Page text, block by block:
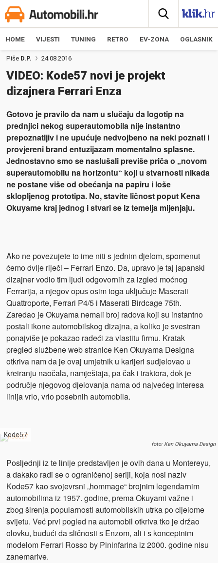
HOME VIJESTI TUNING RETRO EV-ZONA OGLASNIK
Piše D.P. 24.08.2016
VIDEO: Kode57 novi je projekt
dizajnera Ferrari Enza
Gotovo je pravilo da nam u slučaju da logotip na
prednjici nekog superautomobila nije instantno
prepoznatljiv i ne upućuje nedvojbeno na neki poznati i
provjereni brand entuzijazam momentalno splasne.
Jednostavno smo se naslušali previše priča o „novom
superautomobilu na horizontu“ koji u stvarnosti nikada
ne postane više od obećanja na papiru i loše
sklopljenog prototipa. No, stavite ličnost poput Kena
Okuyame kraj jednog i stvari se iz temelja mijenjaju.
Ako ne povezujete to ime niti s jednim djelom, spomenut
ćemo dvije riječi – Ferrari Enzo. Da, upravo je taj japanski
dizajner vodio tim ljudi odgovornih za izgled moćnog
Ferrarija, a njegov opus osim toga uključuje Maserati
Quattroporte, Ferrari P4/5 i Maserati Birdcage 75th.
Zaredao je Okuyama nemali broj radova koji su instantno
postali ikone automobilskog dizajna, a koliko je svestran
ponajviše je pokazao radeći za vlastitu firmu. Kratak
pregled službene web stranice Ken Okuyama Designa
otkriva nam da je ovaj umjetnik u karijeri sudjelovao u
kreiranju naočala, namještaja, pa čak i traktora, dok je
područje njegovog djelovanja nama od najvećeg interesa
linija vrlo, vrlo posebnih automobila.
Kode57
foto: Ken Okuyama Design
Posljednji iz te linije predstavljen je ovih dana u Montereyu,
a dakako radi se o ograničenoj seriji, koja nosi naziv
Kode57 kao svojevrsni „hommage“ brojnim legendarnim
automobilima iz 1957. godine, prema Okuyami važne i
zbog širenja popularnosti automobilskih utrka po cijelome
svijetu. Već prvi pogled na automobil otkriva tko je držao
olovku, budući da sličnosti s Enzom, ali i s konceptnim
modelom Ferrari Rosso by Pininfarina iz 2000. godine nisu
zanemarive.